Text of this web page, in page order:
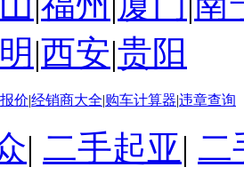
|西安|贵阳
价|经销商大全|购车计算器|违章查询
| 二手起亚| 二